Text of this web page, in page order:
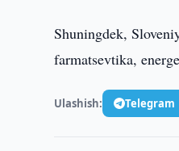
Shuningdek,
farmatsevtika,
Ulashish: Telegram